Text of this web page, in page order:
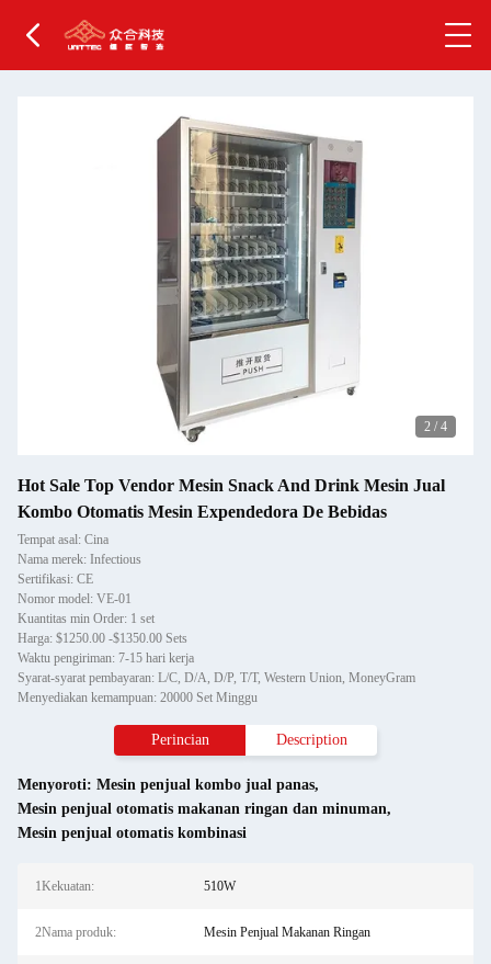
2 / 4
Hot Sale Top Vendor Mesin Snack And Drink Mesin Jual
Kombo Otomatis Mesin Expendedora De Bebidas
Tempat asal: Cina
Nama merek: Infectious
Sertifikasi: CE
Nomor model: VE-01
Kuantitas min Order: 1 set
Harga: $1250.00 -$1350.00 Sets
Waktu pengiriman: 7-15 hari kerja
Syarat-syarat pembayaran: L/C, D/A, D/P, T/T, Western Union, MoneyGram
Menyediakan kemampuan: 20000 Set Minggu
Perincian Description
Menyoroti: Mesin penjual kombo jual panas,
Mesin penjual otomatis makanan ringan dan minuman,
Mesin penjual otomatis kombinasi
1Kekuatan: 510W
2Nama produk: Mesin Penjual Makanan Ringan